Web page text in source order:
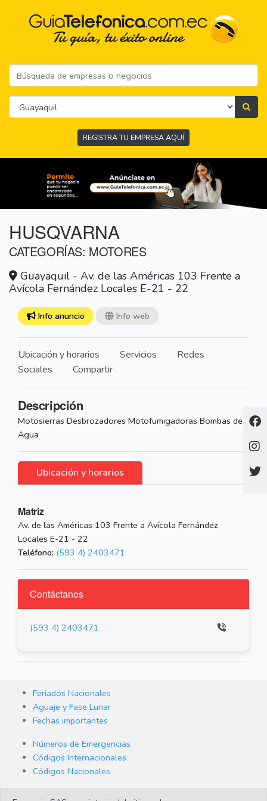
REGISTRA TU EMPRESA AQUÍ
HUSQVARNA
CATEGORÍAS: MOTORES
Guayaquil - Av. de las Américas 103 Frente a
Avícola Fernández Locales E-21 - 22
Info anuncio Info web
Ubicación y horarios Servicios
Redes
Sociales
Compartir
Descripción
Motosierras Desbrozadores Motofumigadoras Bombas de
Agua
Ubicación y horarios
Matriz
Av. de las Américas 103 Frente a Avícola Fernández
Locales E-21 - 22
Teléfono: (593 4) 2403471
Contáctanos
(593 4) 2403471
Feriados Nacionales
Aguaje y Fase Lunar
Fechas importantes
Números de Emergencias
Códigos Internacionales
Códigos Nacionales